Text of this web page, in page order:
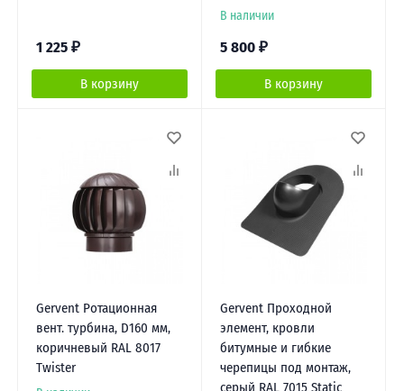
1 225 ₽
В корзину
В наличии
5 800 ₽
В корзину
Gervent Ротационная
вент. турбина, D160 мм,
коричневый RAL 8017
Twister
Gervent Проходной
элемент, кровли
битумные и гибкие
черепицы под монтаж,
серый RAL 7015 Static